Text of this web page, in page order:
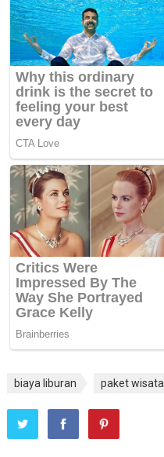
biaya liburan paket wisata